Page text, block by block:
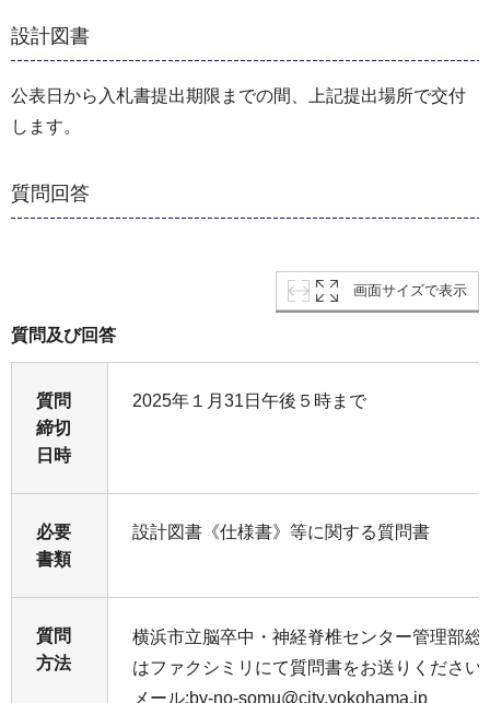
設計図書
公表日から入札書提出期限までの間、上記提出場所で交付
します。
質問回答
画面サイズで表示
質問及び回答
質問
締切
日時
2025年１月31日午後５時まで
必要
書類
設計図書《仕様書》等に関する質問書
質問
方法
横浜市立脳卒中・神経脊椎センター管理部総
はファクシミリにて質問書をお送りください
メール:by-no-somu@city.yokohama.jp